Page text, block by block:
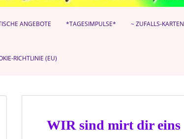
ANGEBOTE *TAGESIMPULSE* ~ ZUFALLS-KARTEN
RICHTLINIE (EU)
WIR sind mirt dir eins